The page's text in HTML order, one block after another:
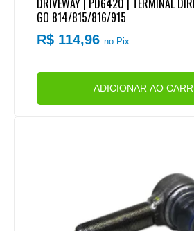
GO 814/815/816/915
R$ 114,96no Pix
ADICIONAR AO